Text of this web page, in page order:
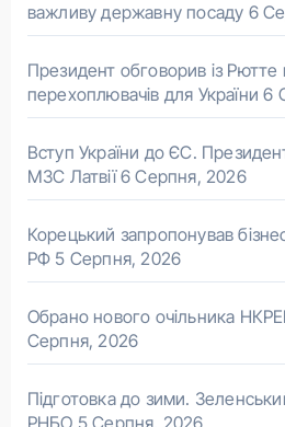
важливу державну посаду 6
Президент обговорив із
перехоплювачів для України 6
Вступ України до ЄС.
МЗС Латвії 6 Серпня, 2026
Корецький запропонував
РФ 5 Серпня, 2026
Обрано нового очільника
Серпня, 2026
Підготовка до зими.
РНБО 5 Серпня, 2026